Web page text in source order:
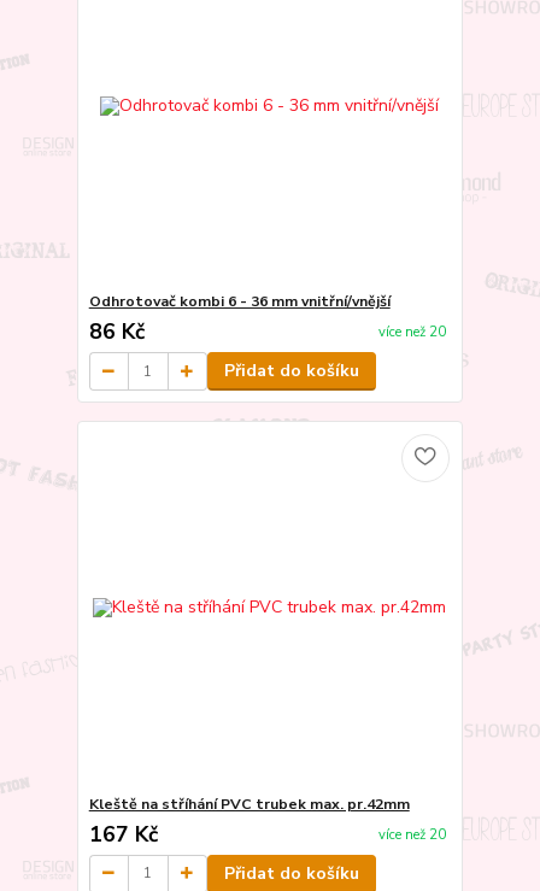
Odhrotovač kombi 6 - 36 mm vnitřní/vnější
86 Kč více než 20
Přidat do košíku
Kleště na stříhání PVC trubek max. pr.42mm
167 Kč více než 20
Přidat do košíku